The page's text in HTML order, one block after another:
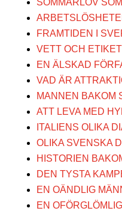
FRAMTIDEN I
VETT OCH
EN ÄLSKAD
VAD ÄR
MANNEN BAKOM
ATT LEVA MED
ITALIENS OLIKA
OLIKA SVENSKA
HISTORIEN
DEN TYSTA
EN OÄNDLIG
EN